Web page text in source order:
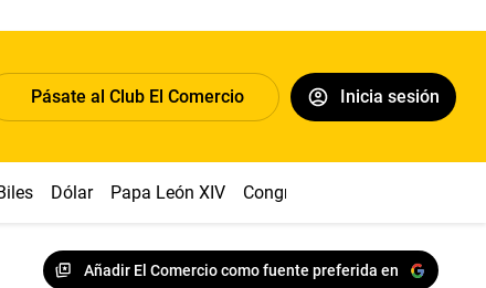
Pásate al Club El Comercio Inicia sesión
Dólar Papa León XIV Congreso
Añadir El Comercio como fuente preferida en